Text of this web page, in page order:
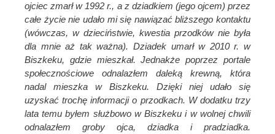
ojciec zmarł w 1992 r., a z dziadkiem (jego ojcem) przez
całe życie nie udało mi się nawiązać bliższego kontaktu
(wówczas, w dzieciństwie, kwestia przodków nie była
dla mnie aż tak ważna). Dziadek umarł w 2010 r. w
Biszkeku, gdzie mieszkał. Jednakże poprzez portale
społecznościowe odnalazłem daleką krewną, która
nadal mieszka w Biszkeku. Dzięki niej udało się
uzyskać trochę informacji o przodkach. W dodatku trzy
lata temu byłem służbowo w Biszkeku i w wolnej chwili
odnalazłem groby ojca, dziadka i pradziadka.